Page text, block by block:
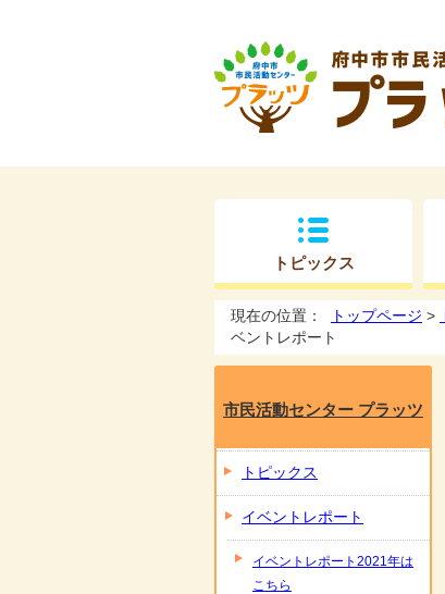
トピックス
現在の位置： トップページ >
ベントレポート
市民活動センター プラッツ
トピックス
イベントレポート
イベントレポート2021年は
こちら